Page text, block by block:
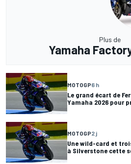
Plus de
Yamaha
MOTOGP6 h
Le grand écart de
Yamaha 2026 pour
MOTOGP2 j
Une wild-card et
à Silverstone cette